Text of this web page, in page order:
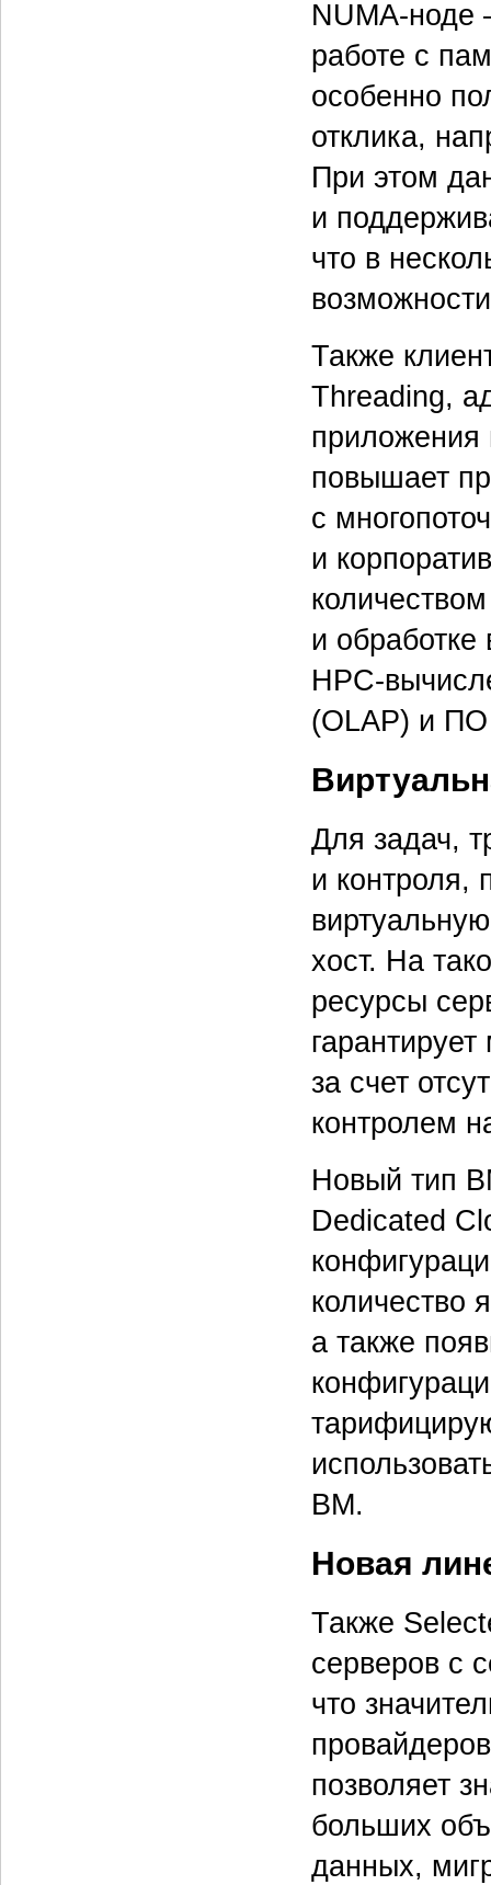
NUMA-ноде
работе с
особенно
отклика,
При этом
и
что в
Также
Threading,
приложения
повышает
с
и
и
HPC-
(OLAP) и
Для задач,
и контроля,
хост. На
ресурсы
за счет
контролем
Новый тип
Dedicated
количество
а также
ВМ.
Новая
Также
серверов с
что
позволяет
больших
данных,